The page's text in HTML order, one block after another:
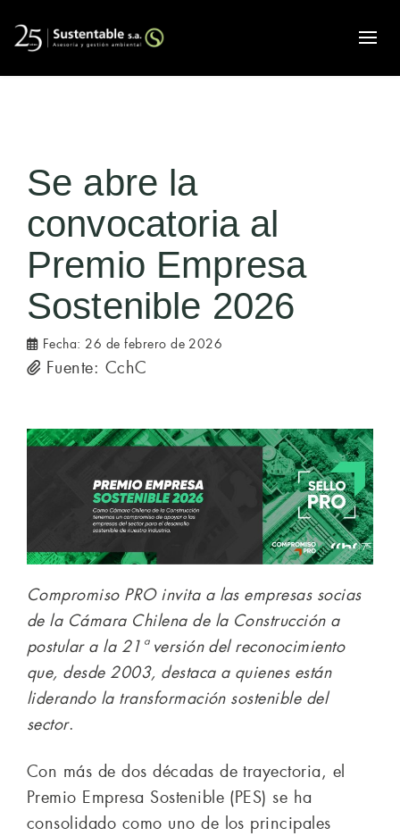
Se abre la
convocatoria al
Premio Empresa
Sostenible 2026
Fecha: 26 de febrero de 2026
Fuente: CchC
Compromiso PRO invita a las empresas socias
de la Cámara Chilena de la Construcción a
postular a la 21ª versión del reconocimiento
que, desde 2003, destaca a quienes están
liderando la transformación sostenible del
sector.
Con más de dos décadas de trayectoria, el
Premio Empresa Sostenible (PES) se ha
consolidado como uno de los principales